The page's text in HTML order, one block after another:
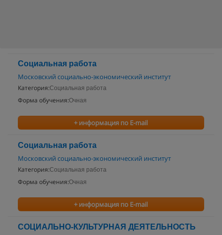
Социальная работа
Московский социально-экономический институт
Категория:Социальная работа
Форма обучения:Очная
+ информация по E-mail
Социальная работа
Московский социально-экономический институт
Категория:Социальная работа
Форма обучения:Очная
+ информация по E-mail
СОЦИАЛЬНО-КУЛЬТУРНАЯ ДЕЯТЕЛЬНОСТЬ